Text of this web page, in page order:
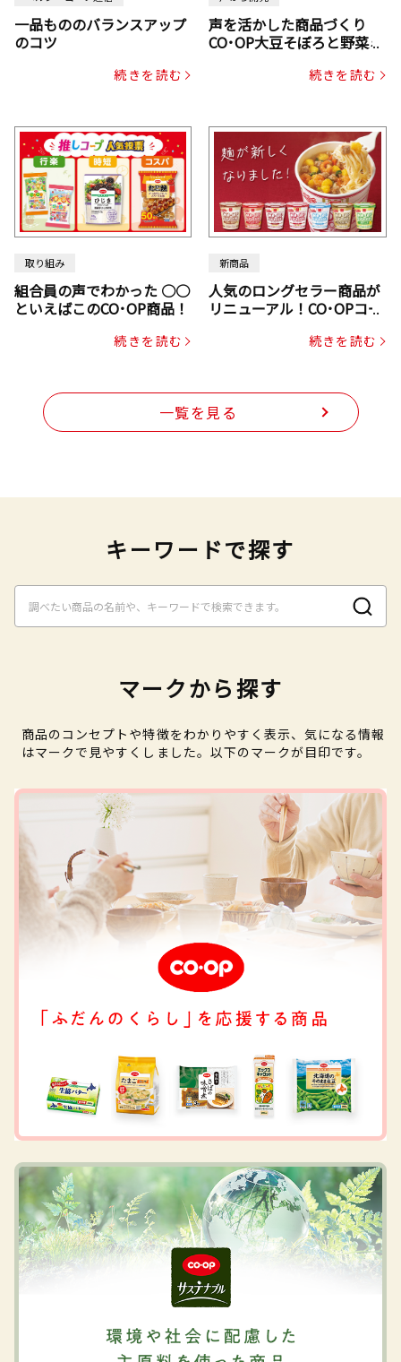
一品もののバランスアップ
のコツ
続きを読む
声を活かした商品づくり
CO･OP大豆そぼろと野菜ミ
じん・コーン入り）続きを読む
取り組み
組合員の声でわかった ○○
といえばこのCO･OP商品！
続きを読む
新商品
人気のロングセラー商品が
リニューアル！CO･OPコー
続きを読む
一覧を見る
キーワードで探す
マークから探す
商品のコンセプトや特徴をわかりやすく表示、気になる情報
はマークで見やすくしました。以下のマークが目印です。